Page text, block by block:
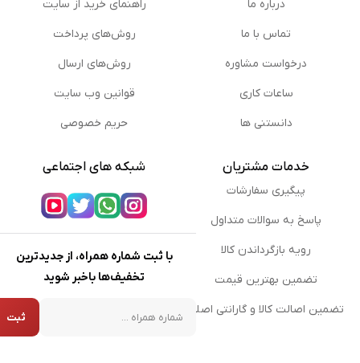
درباره ما
تماس با ما
درخواست مشاوره
ساعات کاری
دانستنی ها
راهنمای خرید از سایت
روش‌های پرداخت
روش‌های ارسال
قوانین وب سایت
حریم خصوصی
خدمات مشتریان
پیگیری سفارشات
پاسخ به سوالات متداول
رویه بازگرداندن کالا
تضمین بهترین قیمت
تضمین اصالت کالا و گارانتی اصلی
شبکه های اجتماعی
با ثبت شماره همراه، از جدیدترین
تخفیف‌ها باخبر شوید
شماره همراه
ثبت